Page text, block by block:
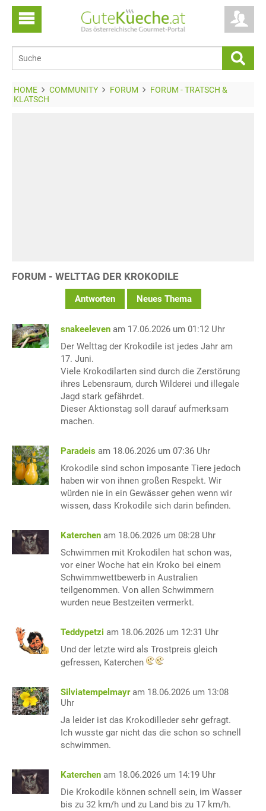
HOME COMMUNITY FORUM
FORUM - TRATSCH &
KLATSCH
FORUM - WELTTAG DER KROKODILE
Antworten Neues Thema
snakeeleven am 17.06.2026 um 01:12 Uhr
Der Welttag der Krokodile ist jedes Jahr am
17. Juni.
Viele Krokodilarten sind durch die Zerstörung
ihres Lebensraum, durch Wilderei und illegale
Jagd stark gefährdet.
Dieser Aktionstag soll darauf aufmerksam
machen.
Paradeis am 18.06.2026 um 07:36 Uhr
Krokodile sind schon imposante Tiere jedoch
haben wir von ihnen großen Respekt. Wir
würden nie in ein Gewässer gehen wenn wir
wissen, dass Krokodile sich darin befinden.
Katerchen am 18.06.2026 um 08:28 Uhr
Schwimmen mit Krokodilen hat schon was,
vor einer Woche hat ein Kroko bei einem
Schwimmwettbewerb in Australien
teilgenommen. Von allen Schwimmern
wurden neue Bestzeiten vermerkt.
Teddypetzi am 18.06.2026 um 12:31 Uhr
Und der letzte wird als Trostpreis gleich
gefressen, Katerchen
Silviatempelmayr am 18.06.2026 um 13:08
Uhr
Ja leider ist das Krokodilleder sehr gefragt.
Ich wusste gar nicht das die schon so schnell
schwimmen.
Katerchen am 18.06.2026 um 14:19 Uhr
Die Krokodile können schnell sein, im Wasser
bis zu 32 km/h und zu Land bis zu 17 km/h.